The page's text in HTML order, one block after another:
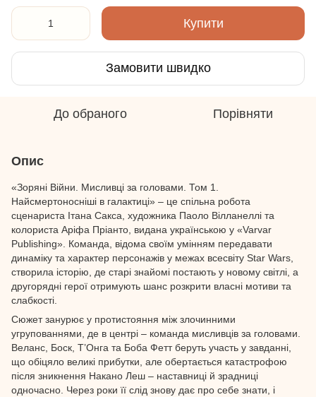
Купити
Замовити швидко
До обраного Порівняти
Опис
«Зоряні Війни. Мисливці за головами. Том 1.
Найсмертоносніші в галактиці» – це спільна робота
сценариста Ітана Сакса, художника Паоло Вілланеллі та
колориста Аріфа Пріанто, видана українською у «Varvar
Publishing». Команда, відома своїм умінням передавати
динаміку та характер персонажів у межах всесвіту Star Wars,
створила історію, де старі знайомі постають у новому світлі, а
другорядні герої отримують шанс розкрити власні мотиви та
слабкості.
Сюжет занурює у протистояння між злочинними
угрупованнями, де в центрі – команда мисливців за головами.
Веланс, Боск, Т’Онга та Боба Фетт беруть участь у завданні,
що обіцяло великі прибутки, але обертається катастрофою
після зникнення Накано Леш – наставниці й зрадниці
одночасно. Через роки її слід знову дає про себе знати, і